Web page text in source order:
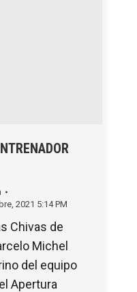
2021 5:14 PM
Chivas de
Michel
del equipo
Apertura